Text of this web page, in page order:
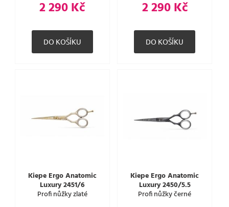
2 290 Kč 2 290 Kč
Kiepe Ergo Anatomic
Luxury 2451/6
Profi nůžky zlaté
Kiepe Ergo Anatomic
Luxury 2450/5.5
Profi nůžky černé